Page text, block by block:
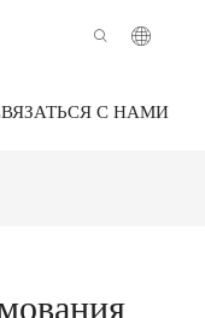
С НАМИ